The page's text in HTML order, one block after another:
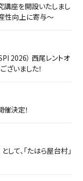
座を開設いたしまし
性向上に寄与～
2026） 西尾レントオ
ざいました！
決定！
て、「たはら屋台村」